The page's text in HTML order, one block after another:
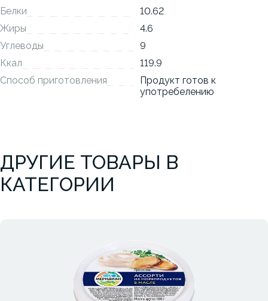
Белки
10.62
Жиры
4.6
Углеводы
9
Ккал
119.9
Способ приготовления
Продукт готов к
употребелению
ДРУГИЕ ТОВАРЫ В
КАТЕГОРИИ